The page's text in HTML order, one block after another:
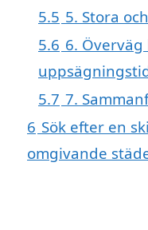
5.5 5. Stora
5.6 6.
5.7 7.
6 Sök efter en
omgivande